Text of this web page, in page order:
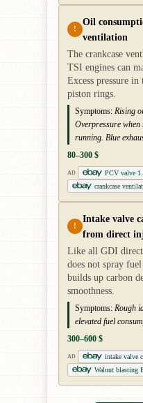
!
Oil
ventilation
The crankcase
TSI engines can
Excess pressure in
piston rings.
Symptoms: Rising
Overpressure
running. Blue
80–300 $
AD
PCV valve
crankcase
!
Intake valve
from direct
Like all GDI
does not spray
builds up carbon
smoothness.
Symptoms: Rough
elevated fuel
300–600 $
AD
intake valve
Walnut blasting